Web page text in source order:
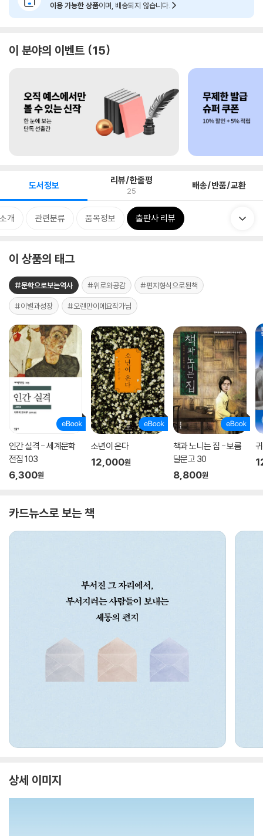
이용 가능한 상품이며, 배송되지 않습니다.
이 분야의 이벤트 15
도서정보 리뷰/한줄평
25 배송/반품/교환
개 관련분류 품목정보 출판사 리뷰
이 상품의 태그
#문학으로보는역사 #위로와공감 #편지형식으로된책
#이별과성장 #오랜만이에요작가님
인간 실격 - 세계문학
전집 103
6,300원
소년이 온다
12,000원
책과 노니는 집 - 보름
달문고 30
8,800원
카드뉴스로 보는 책
상세 이미지